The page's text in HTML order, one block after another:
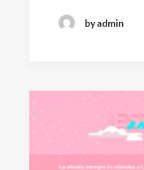
by admin